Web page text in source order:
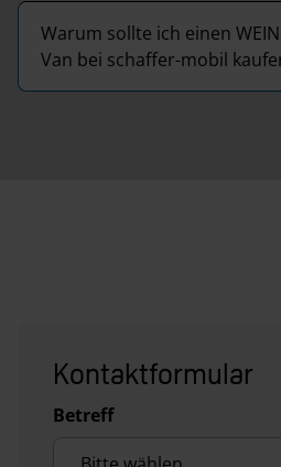
Warum sollte ich einen
Van bei schaffer-mobil
Kontaktformular
Betreff